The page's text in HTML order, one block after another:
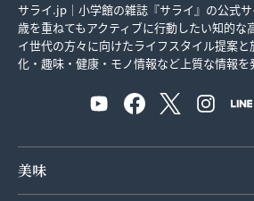
サライ.jp｜小学館の雑誌『サライ』の公式サ
歳を重ねてもアクティブに行動したい知的な
イ世代の方々に向けたライフスタイル提案
化・趣味・健康・モノ情報など上質な情報を
美味